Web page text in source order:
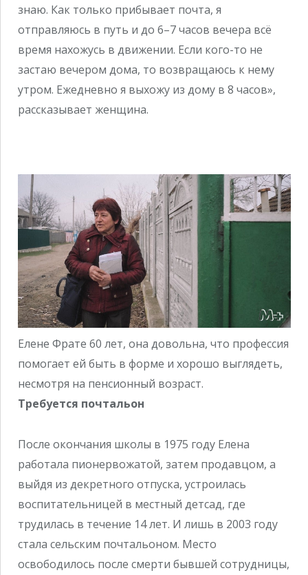
знаю. Как только прибывает почта, я
отправляюсь в путь и до 6–7 часов вечера всё
время нахожусь в движении. Если кого-то не
застаю вечером дома, то возвращаюсь к нему
утром. Ежедневно я выхожу из дому в 8 часов»,
рассказывает женщина.
Елене Фрате 60 лет, она довольна, что профессия
помогает ей быть в форме и хорошо выглядеть,
несмотря на пенсионный возраст.
Требуется почтальон
После окончания школы в 1975 году Елена
работала пионервожатой, затем продавцом, а
выйдя из декретного отпуска, устроилась
воспитательницей в местный детсад, где
трудилась в течение 14 лет. И лишь в 2003 году
стала сельским почтальоном. Место
освободилось после смерти бывшей сотрудницы,